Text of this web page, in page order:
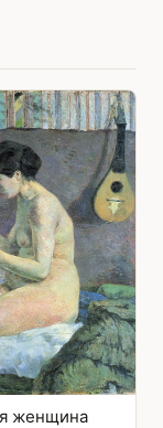
женщина